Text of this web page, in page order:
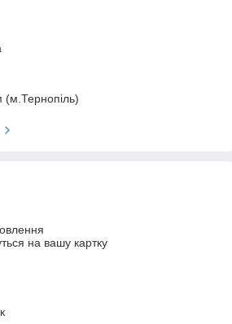
(м.Тернопіль)
на вашу картку